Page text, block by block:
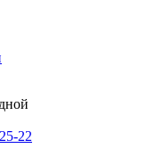
22